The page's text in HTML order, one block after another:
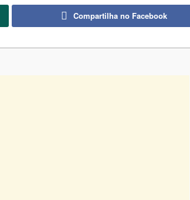
Compartilha no Facebook